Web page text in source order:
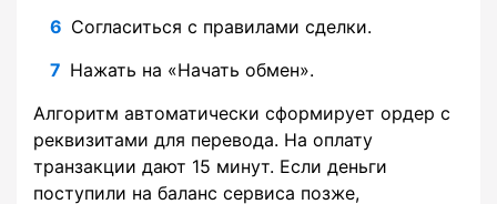
Согласиться с правилами сделки.
Нажать на «Начать обмен».
Алгоритм автоматически сформирует ордер с
реквизитами для перевода. На оплату
транзакции дают 15 минут. Если деньги
поступили на баланс сервиса позже,